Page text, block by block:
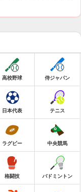
高校野球 侍ジャパン
日本代表 テニス
ラグビー 中央競馬
格闘技 バドミントン